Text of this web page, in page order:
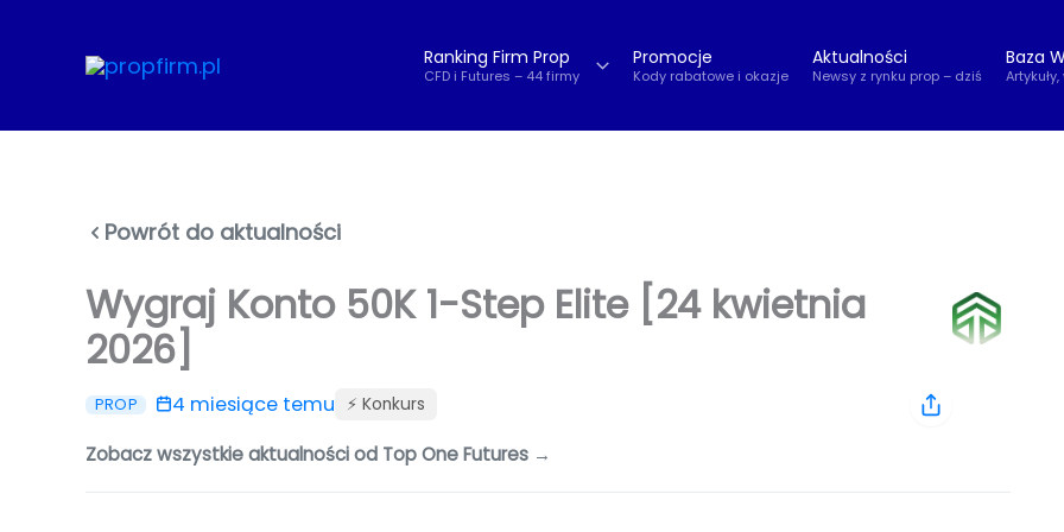
Ranking Firm Prop
CFD i Futures – 44 firmy
Promocje
Kody rabatowe i okazje
Aktualności
Newsy z rynku prop – dziś
Baza
Powrót do aktualności
Wygraj Konto 50K 1-Step Elite [24 kwietnia
2026]
PROP 4 miesiące temu ⚡️ Konkurs
Zobacz wszystkie aktualności od Top One Futures →